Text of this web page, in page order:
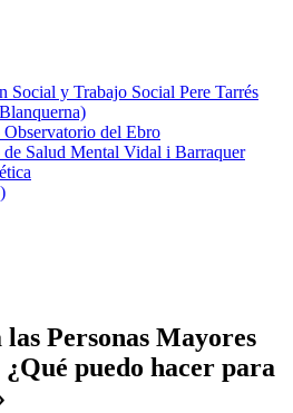
Social y Trabajo Social Pere Tarrés
del Ebro
Salud Mental Vidal i Barraquer
Personas Mayores
puedo hacer para